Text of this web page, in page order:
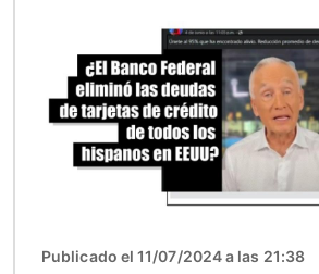
Publicado el 11/07/2024 a las 21:38